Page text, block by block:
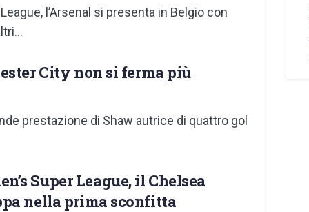
l’Arsenal si presenta in Belgio con
City non si ferma più
prestazione di Shaw autrice di quattro gol
Super League, il Chelsea
nella prima sconfitta